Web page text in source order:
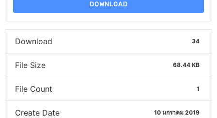
DOWNLOAD
Download 34
File Size 68.44 KB
File Count 1
Create Date 10 มกราคม 2019